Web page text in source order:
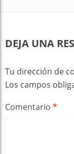
DEJA UNA
Tu dirección de
Los campos
Comentario *